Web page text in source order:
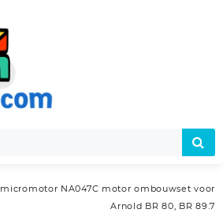
micromotor NA047C motor ombouwset voor
Arnold BR 80, BR 89.7